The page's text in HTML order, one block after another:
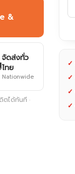
&
จัดส่งทั่ว
ไทย
Nationwide
ตได้ทันที ·
✓
✓
✓
✓